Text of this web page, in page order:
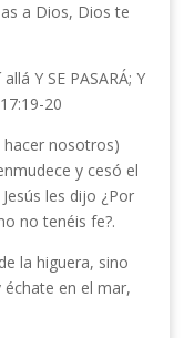
a Dios, Dios te
Y SE PASARÁ; Y
20
hacer nosotros)
y cesó el
les dijo ¿Por
no tenéis fe?.
la higuera, sino
en el mar,